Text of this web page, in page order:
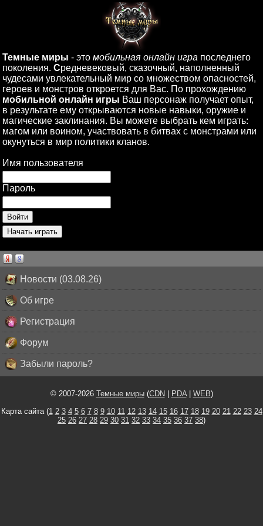
Темные миры - это мобильная онлайн игра последнего
поколения. Средневековый, сказочный, наполненный
чудесами увлекательный мир со множеством опасностей,
героев и монстров откроется для Вас. По прохождению
мобильной онлайн игры Ваш персонаж получает опыт,
в результате ему открываются новые навыки, оружие и
магические заклинания. Вы можете выбрать кем играть:
магом или воином, участвовать в битвах с монстрами или
окунуться в мир политики кланов.
Имя пользователя
Пароль
Новости (03.08.26)
Об игре
Регистрация
Форум
Забыли пароль?
© 2007-2026 Темные миры(CDN| PDA| WEB)
Карта сайта (1 2 3 4 5 6 7 8 9 10 11 12 13 14 15 16 17 18 19 20 21 22 23 24
25 26 27 28 29 30 31 32 33 34 35 36 37 38)